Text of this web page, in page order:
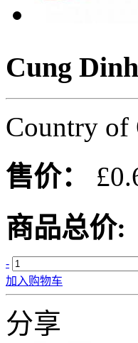
Cung
Country of
售价：
商品总价:
-
加入购物车
分享